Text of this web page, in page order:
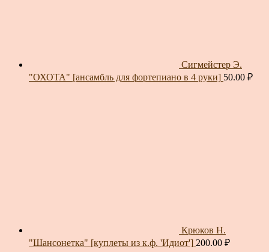
Сигмейстер Э.
"ОХОТА" [ансамбль для фортепиано в 4 руки] 50.00 ₽
Крюков Н.
"Шансонетка" [куплеты из к.ф. 'Идиот'] 200.00 ₽